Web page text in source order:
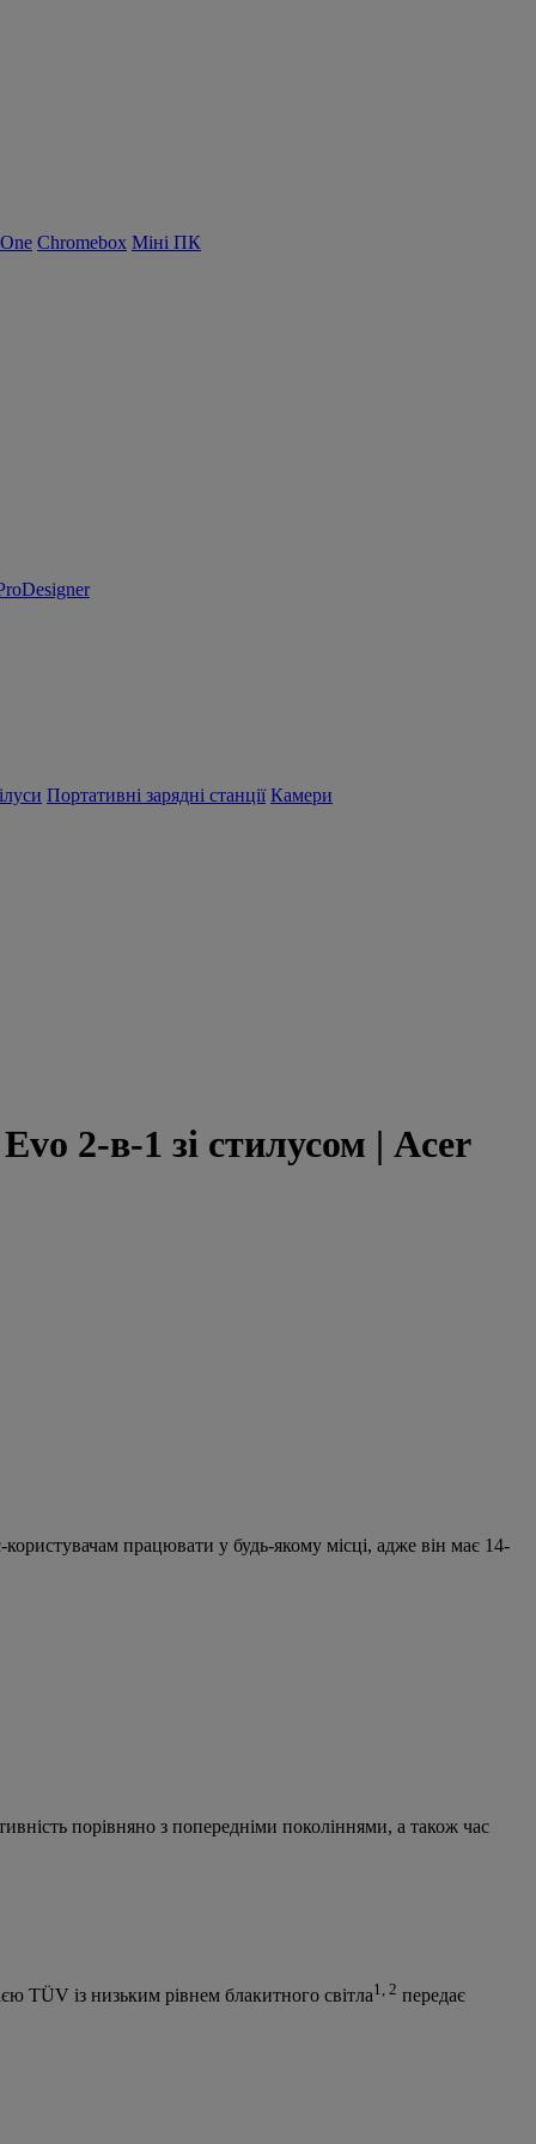
Chromebox Міні ПК
Портативні зарядні станції Камери
2-в-1 зі стилусом | Acer
працювати у будь-якому місці, адже він має 14-
порівняно з попередніми поколіннями, а також час
TÜV із низьким рівнем блакитного світла1, 2 передає